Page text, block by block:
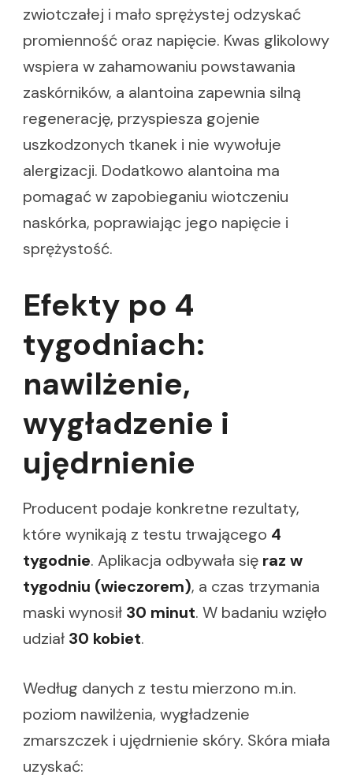
zwiotczałej i mało sprężystej odzyskać
promienność oraz napięcie. Kwas glikolowy
wspiera w zahamowaniu powstawania
zaskórników, a alantoina zapewnia silną
regenerację, przyspiesza gojenie
uszkodzonych tkanek i nie wywołuje
alergizacji. Dodatkowo alantoina ma
pomagać w zapobieganiu wiotczeniu
naskórka, poprawiając jego napięcie i
sprężystość.
Efekty po 4
tygodniach:
nawilżenie,
wygładzenie i
ujędrnienie
Producent podaje konkretne rezultaty,
które wynikają z testu trwającego 4
tygodnie. Aplikacja odbywała się raz w
tygodniu (wieczorem), a czas trzymania
maski wynosił 30 minut. W badaniu wzięło
udział 30 kobiet.
Według danych z testu mierzono m.in.
poziom nawilżenia, wygładzenie
zmarszczek i ujędrnienie skóry. Skóra miała
uzyskać: